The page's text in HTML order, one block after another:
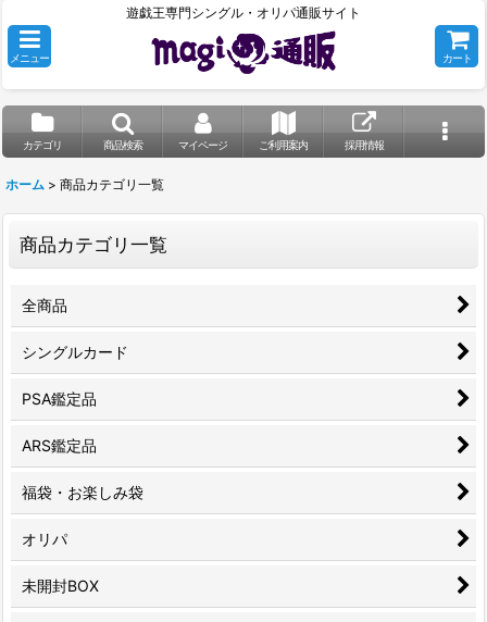
遊戯王専門シングル・オリパ通販サイト
メニュー カート
カテゴリ 商品検索 マイページ ご利用案内 採用情報
ホーム > 商品カテゴリ一覧
商品カテゴリ一覧
全商品
シングルカード
PSA鑑定品
ARS鑑定品
福袋・お楽しみ袋
オリパ
未開封BOX